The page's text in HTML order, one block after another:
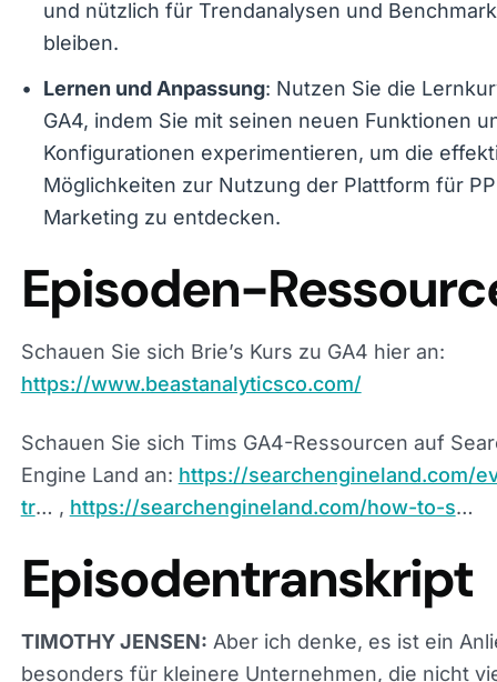
von GA4, indem Sie mit seinen neuen
Konfigurationen experimentieren, um die
Möglichkeiten zur Nutzung der Plattform für
Marketing zu entdecken.
Episoden-
https://www.beastanalyticsco.com/
Schauen Sie sich Tims GA4-Ressourcen auf
Engine Land an:https://searchengineland.com/
Episodentranskript
besonders für kleinere Unternehmen, die nicht
Daten aufgebaut haben und jede Conversion
Entscheidungen zu treffen. Es macht es für sie